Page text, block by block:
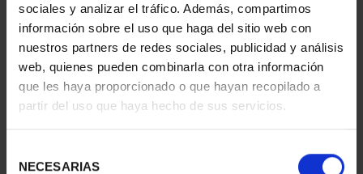
sociales y analizar el tráfico. Además, compartimos
información sobre el uso que haga del sitio web con
nuestros partners de redes sociales, publicidad y análisis
web, quienes pueden combinarla con otra información
que les haya proporcionado o que hayan recopilado a
partir del uso que haya hecho de sus servicios.
NECESARIAS
73,00 € 73,00 €